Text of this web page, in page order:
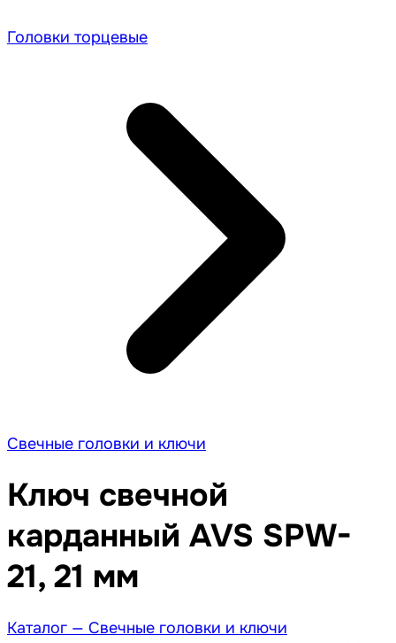
Головки торцевые
Свечные головки и ключи
Ключ свечной
карданный AVS SPW-
21, 21 мм
Каталог — Свечные головки и ключи